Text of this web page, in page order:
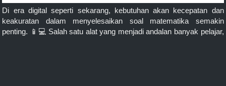
Di era digital seperti sekarang, kebutuhan akan kecepatan dan
keakuratan dalam menyelesaikan soal matematika semakin
penting. 📱💻 Salah satu alat yang menjadi andalan banyak pelajar,